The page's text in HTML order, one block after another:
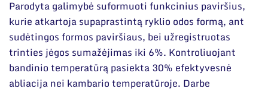
Parodyta galimybė suformuoti funkcinius paviršius,
kurie atkartoja supaprastintą ryklio odos formą, ant
sudėtingos formos paviršiaus, bei užregistruotas
trinties jėgos sumažėjimas iki 6%. Kontroliuojant
bandinio temperatūrą pasiekta 30% efektyvesnė
abliacija nei kambario temperatūroje. Darbe